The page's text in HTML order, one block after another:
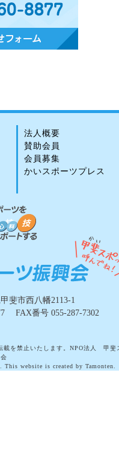
法人概要
賛助会員
会員募集
かいスポーツプレス
斐市西八幡2113-1
FAX番号 055-287-7302
載を禁止いたします。NPO法人 甲斐
website is created by Tamonten.